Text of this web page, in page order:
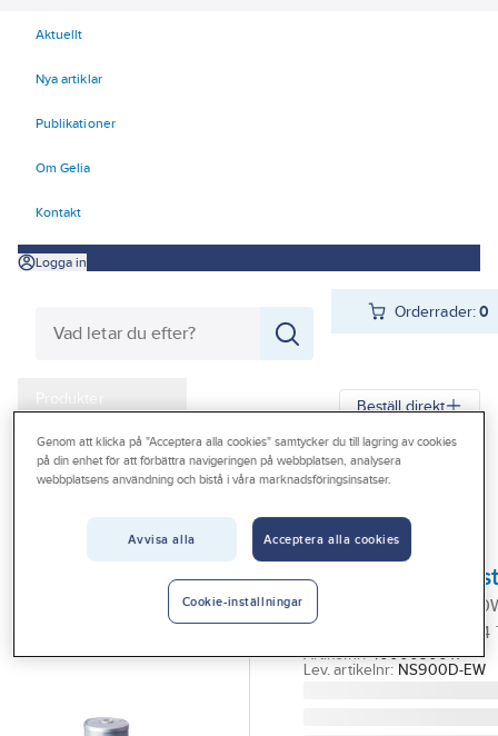
Aktuellt
Nya artiklar
Publikationer
Om Gelia
Kontakt
Logga in
Orderrader:0
Produkter
Kampanjer
Outlet
Beställ direkt
Gelia Produkter Gelia El
Kyl- och värmeprodukter
Terrassvärmare/
TERRASSVÄRMARE
CARBONFIBERRÖR
Artikelnr: 4000090011
Lev. artikelnr: NS900D-EW
Genom att klicka på "Acceptera alla cookies" samtycker du till lagring av cookies
på din enhet för att förbättra navigeringen på webbplatsen, analysera
webbplatsens användning och bistå i våra marknadsföringsinsatser.
Avvisa alla Acceptera alla cookies
Cookie-inställningar